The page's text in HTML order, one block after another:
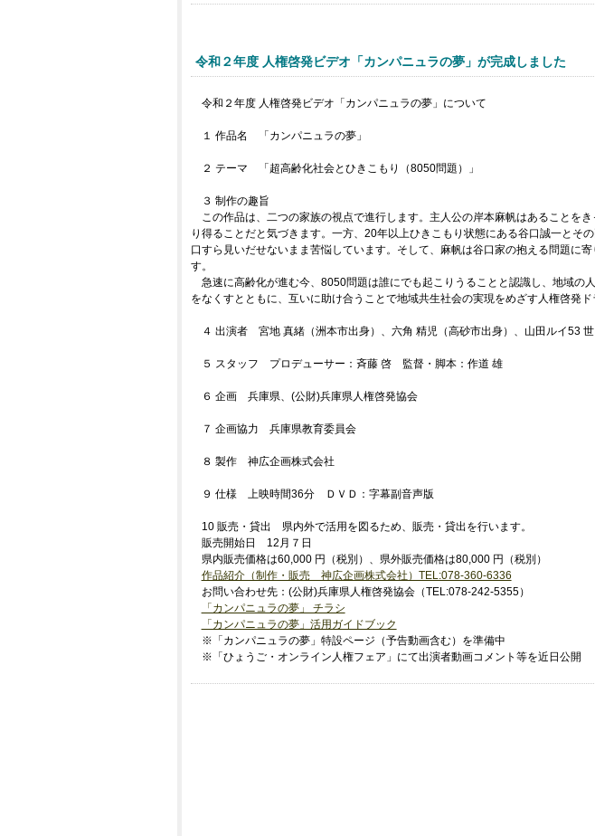
令和２年度 人権啓発ビデオ「カンパニュラの夢」が完成しました
令和２年度 人権啓発ビデオ「カンパニュラの夢」について
１ 作品名 「カンパニュラの夢」
２ テーマ 「超高齢化社会とひきこもり（8050問題）」
３ 制作の趣旨
この作品は、二つの家族の視点で進行します。主人公の岸本麻帆はあることを
り得ることだと気づきます。一方、20年以上ひきこもり状態にある谷口誠一とそ
口すら見いだせないまま苦悩しています。そして、麻帆は谷口家の抱える問題に
す。
急速に高齢化が進む今、8050問題は誰にでも起こりうることと認識し、地域の
をなくすとともに、互いに助け合うことで地域共生社会の実現をめざす人権啓発ド
４ 出演者 宮地 真緒（洲本市出身）、六角 精児（高砂市出身）、山田ルイ53
５ スタッフ プロデューサー：斉藤 啓 監督・脚本：作道 雄
６ 企画 兵庫県、(公財)兵庫県人権啓発協会
７ 企画協力 兵庫県教育委員会
８ 製作 神広企画株式会社
９ 仕様 上映時間36分 ＤＶＤ：字幕副音声版
10 販売・貸出 県内外で活用を図るため、販売・貸出を行います。
販売開始日 12月７日
県内販売価格は60,000 円（税別）、県外販売価格は80,000 円（税別）
作品紹介（制作・販売 神広企画株式会社）TEL:078-360-6336
お問い合わせ先：(公財)兵庫県人権啓発協会（TEL:078-242-5355）
「カンパニュラの夢」 チラシ
「カンパニュラの夢」活用ガイドブック
※「カンパニュラの夢」特設ページ（予告動画含む）を準備中
※「ひょうご・オンライン人権フェア」にて出演者動画コメント等を近日公開